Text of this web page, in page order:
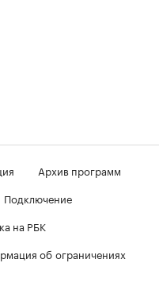
Архив программ
Подключение
на РБК
об ограничениях